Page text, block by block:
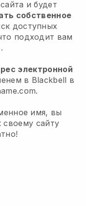
и будет
собственное
доступных
подходит вам
электронной
в Blackbell в
имя, вы
сайту